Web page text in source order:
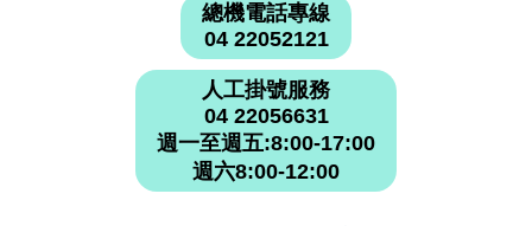
總機電話專線
04 22052121
人工掛號服務
04 22056631
週一至週五:8:00-17:00
週六8:00-12:00